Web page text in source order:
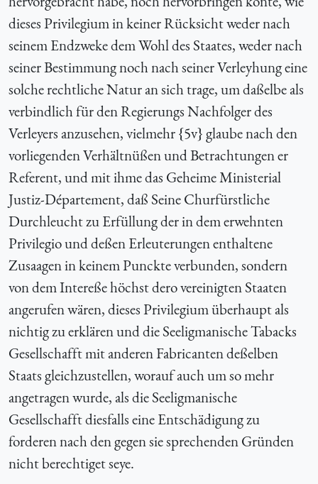
dieses Privilegium in keiner Rücksicht weder nach
seinem Endzweke dem Wohl des Staates, weder nach
seiner Bestimmung noch nach seiner Verleyhung eine
solche rechtliche Natur an sich trage, um daßelbe als
verbindlich für den Regierungs Nachfolger des
Verleyers anzusehen, vielmehr {5v} glaube nach den
vorliegenden Verhältnüßen und Betrachtungen er
Referent, und mit ihme das Geheime Ministerial
Justiz-Département, daß Seine Churfürstliche
Durchleucht zu Erfüllung der in dem erwehnten
Privilegio und deßen Erleuterungen enthaltene
Zusaagen in keinem Punckte verbunden, sondern
von dem Intereße höchst dero vereinigten Staaten
angerufen wären, dieses Privilegium überhaupt als
nichtig zu erklären und die Seeligmanische Tabacks
Gesellschafft mit anderen Fabricanten deßelben
Staats gleichzustellen, worauf auch um so mehr
angetragen wurde, als die Seeligmanische
Gesellschafft diesfalls eine Entschädigung zu
forderen nach den gegen sie sprechenden Gründen
nicht berechtiget seye.